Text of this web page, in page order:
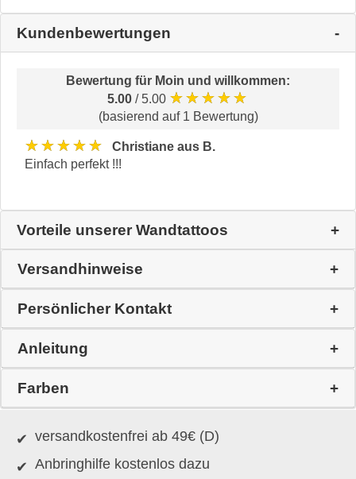
Kundenbewertungen
Bewertung für Moin und willkommen:
5.00 / 5.00 ★★★★★
(basierend auf 1 Bewertung)
★★★★★
Christiane aus B.
Einfach perfekt !!!
Vorteile unserer Wandtattoos
Versandhinweise
Persönlicher Kontakt
Anleitung
Farben
versandkostenfrei ab 49€ (D)
Anbringhilfe kostenlos dazu